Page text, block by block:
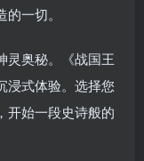
一切。
灵奥秘。《战国王
浸式体验。选择您
开始一段史诗般的